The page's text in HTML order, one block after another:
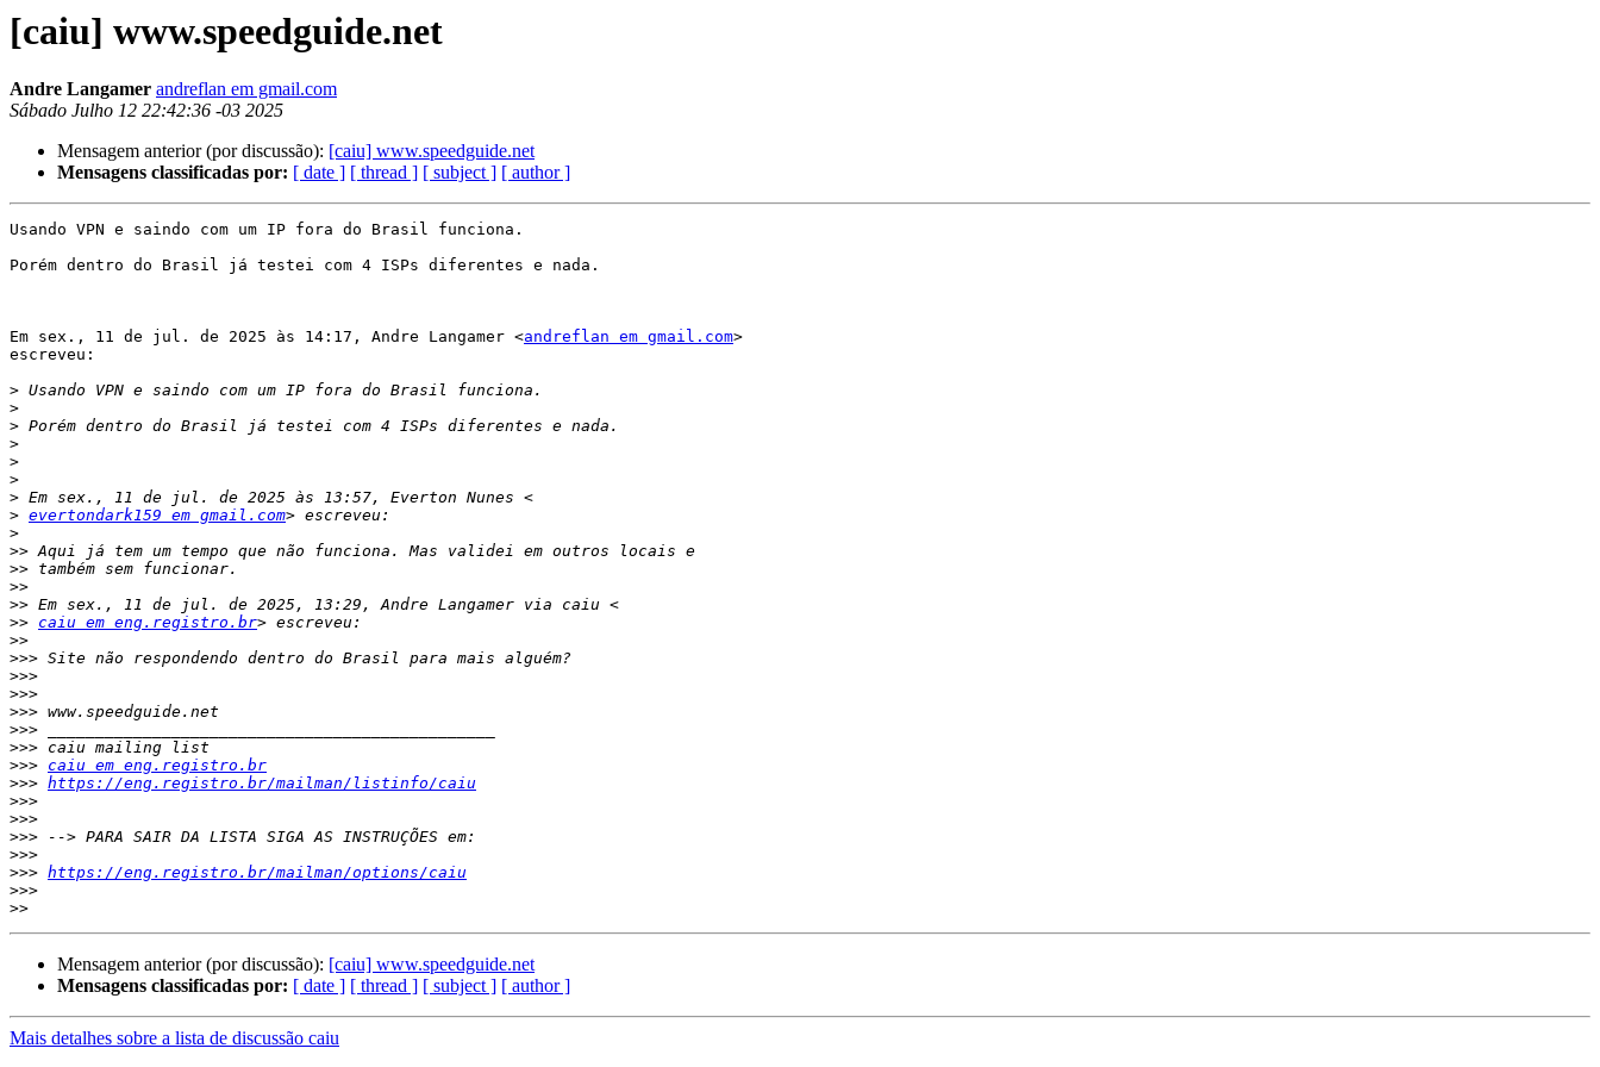
[caiu] www.speedguide.net
Andre Langamer andreflan em gmail.com
Sábado Julho 12 22:42:36 -03 2025
Mensagem anterior (por discussão): [caiu] www.speedguide.net
Mensagens classificadas por: [ date ] [ thread ] [ subject ] [ author ]
Usando VPN e saindo com um IP fora do Brasil funciona.
Porém dentro do Brasil já testei com 4 ISPs diferentes e nada.
Em sex., 11 de jul. de 2025 às 14:17, Andre Langamer <andreflan em gmail.com>
escreveu:
>
>
>
>
>
>
>
> evertondark159 em gmail.com
>
>>
>>
>>
>>
>> caiu em eng.registro.br
>>
>>>
>>>
>>>
>>>
>>>
>>>
>>> caiu em eng.registro.br
>>> https://eng.registro.br/mailman/listinfo/caiu
>>>
>>>
>>>
>>>
>>> https://eng.registro.br/mailman/options/caiu
>>>
>>
Mensagem anterior (por discussão): [caiu] www.speedguide.net
Mensagens classificadas por: [ date ] [ thread ] [ subject ] [ author ]
Mais detalhes sobre a lista de discussão caiu